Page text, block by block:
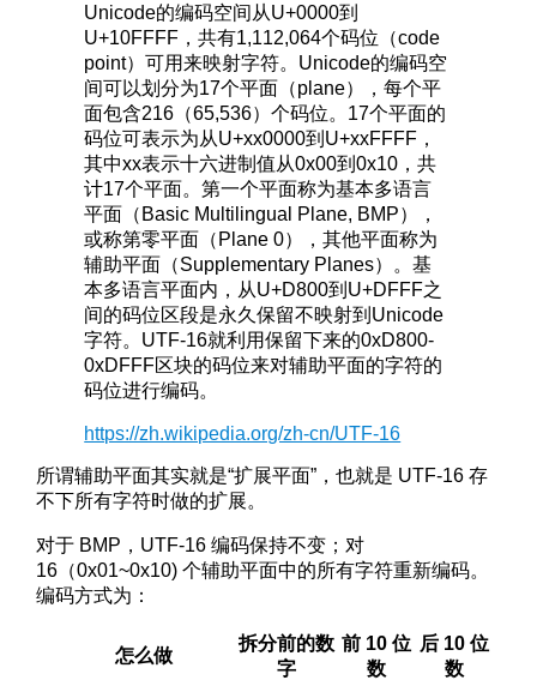
Unicode的编码空间从U+0000到
U+10FFFF，共有1,112,064个码位（code
point）可用来映射字符。Unicode的编码空
间可以划分为17个平面（plane），每个平
面包含216（65,536）个码位。17个平面的
码位可表示为从U+xx0000到U+xxFFFF，
其中xx表示十六进制值从0x00到0x10，共
计17个平面。第一个平面称为基本多语言
平面（Basic Multilingual Plane, BMP），
或称第零平面（Plane 0），其他平面称为
辅助平面（Supplementary Planes）。基
本多语言平面内，从U+D800到U+DFFF之
间的码位区段是永久保留不映射到Unicode
字符。UTF-16就利用保留下来的0xD800-
0xDFFF区块的码位来对辅助平面的字符的
码位进行编码。
https://zh.wikipedia.org/zh-cn/UTF-16
所谓辅助平面其实就是“扩展平面”，也就是 UTF-16 存
不下所有字符时做的扩展。
对于 BMP，UTF-16 编码保持不变；对
16（0x01~0x10) 个辅助平面中的所有字符重新编码。
编码方式为：
怎么做
拆分前的数
字
前 10 位
数
后 10 位
数